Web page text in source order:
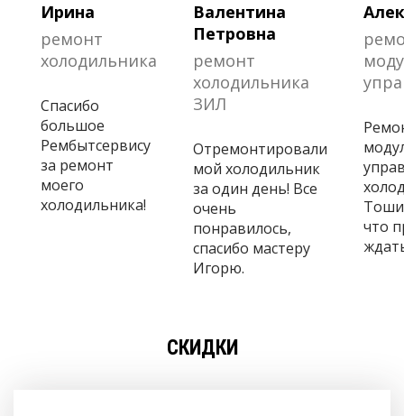
Ирина
ремонт
холодильника
Спасибо
большое
Рембытсервису
за ремонт
моего
холодильника!
Валентина
Петровна
ремонт
холодильника
ЗИЛ
Отремонтировали
мой холодильник
за один день! Все
очень
понравилось,
спасибо мастеру
Игорю.
что
СКИДКИ